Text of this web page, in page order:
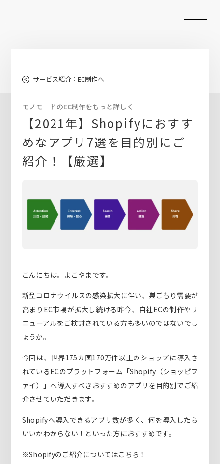
サービス紹介：EC制作へ
モノモードのEC制作をもっと詳しく
【2021年】Shopifyにおすす
めなアプリ7選を目的別にご
紹介！【厳選】
こんにちは。よこやまです。
新型コロナウイルスの感染拡大に伴い、巣ごもり需要が
高まりEC市場が拡大し続ける昨今、自社ECの制作やリ
ニューアルをご検討されている方も多いのではないでし
ょうか。
今回は、世界175カ国170万件以上のショップに導入さ
れているECのプラットフォーム「Shopify（ショッピフ
ァイ）」へ導入すべきおすすめのアプリを目的別でご紹
介させていただきます。
Shopifyへ導入できるアプリ数が多く、何を導入したら
いいかわからない！といった方におすすめです。
※Shopifyのご紹介についてはこちら ！